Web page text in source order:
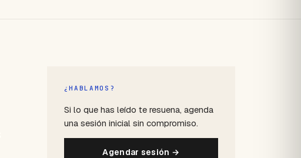
¿HABLAMOS?
Si lo que has leído te resuena, agenda
una sesión inicial sin compromiso.
Agendar sesión →